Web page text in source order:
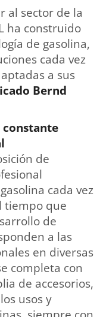
al sector de la
ha construido
de gasolina,
cada vez
a sus
Bernd
constante
de
cada vez
tiempo que
de
a las
en diversas
completa con
de accesorios,
usos y